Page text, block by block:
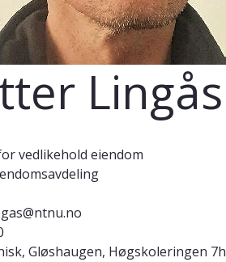
Lingås
vedlikehold eiendom
Gløshaugen, Høgskoleringen 7h